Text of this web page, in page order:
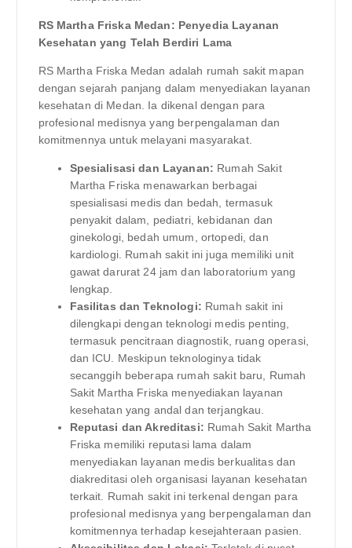
RS Martha Friska Medan: Penyedia Layanan
Kesehatan yang Telah Berdiri Lama
RS Martha Friska Medan adalah rumah sakit mapan
dengan sejarah panjang dalam menyediakan layanan
kesehatan di Medan. Ia dikenal dengan para
profesional medisnya yang berpengalaman dan
komitmennya untuk melayani masyarakat.
Spesialisasi dan Layanan: Rumah Sakit
Martha Friska menawarkan berbagai
spesialisasi medis dan bedah, termasuk
penyakit dalam, pediatri, kebidanan dan
ginekologi, bedah umum, ortopedi, dan
kardiologi. Rumah sakit ini juga memiliki unit
gawat darurat 24 jam dan laboratorium yang
lengkap.
Fasilitas dan Teknologi: Rumah sakit ini
dilengkapi dengan teknologi medis penting,
termasuk pencitraan diagnostik, ruang operasi,
dan ICU. Meskipun teknologinya tidak
secanggih beberapa rumah sakit baru, Rumah
Sakit Martha Friska menyediakan layanan
kesehatan yang andal dan terjangkau.
Reputasi dan Akreditasi: Rumah Sakit Martha
Friska memiliki reputasi lama dalam
menyediakan layanan medis berkualitas dan
diakreditasi oleh organisasi layanan kesehatan
terkait. Rumah sakit ini terkenal dengan para
profesional medisnya yang berpengalaman dan
komitmennya terhadap kesejahteraan pasien.